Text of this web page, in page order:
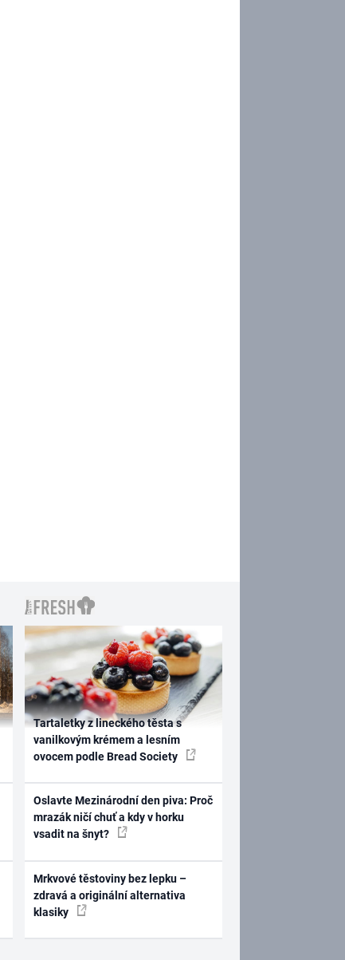
Tartaletky z lineckého těsta s
vanilkovým krémem a lesním
ovocem podle Bread Society
Oslavte Mezinárodní den piva: Proč
mrazák ničí chuť a kdy v horku
vsadit na šnyt?
Mrkvové těstoviny bez lepku –
zdravá a originální alternativa
klasiky